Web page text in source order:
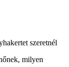
szeretnél
milyen